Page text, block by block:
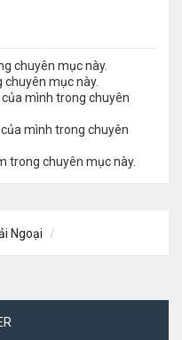
chuyên mục này.
mục này.
mình trong chuyên
mình trong chuyên
trong chuyên mục này.
Ngoại